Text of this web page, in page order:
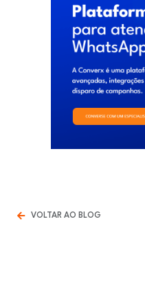
VOLTAR AO BLOG